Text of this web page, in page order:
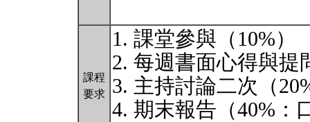
課程
要求
1. 課堂參與（10%）
2. 每週書面心得與提
3. 主持討論二次（
4. 期末報告（40%：